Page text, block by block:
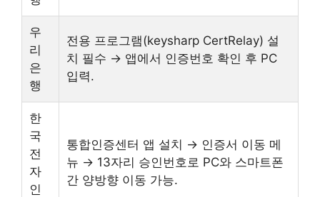
우
리
은
행
전용 프로그램(keysharp CertRelay) 설
치 필수 → 앱에서 인증번호 확인 후 PC
입력.
한
국
전
자
인
통합인증센터 앱 설치 → 인증서 이동 메
뉴 → 13자리 승인번호로 PC와 스마트폰
간 양방향 이동 가능.